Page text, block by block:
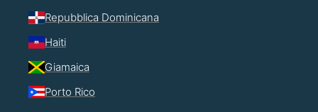
Repubblica Dominicana
Haiti
Giamaica
Porto Rico